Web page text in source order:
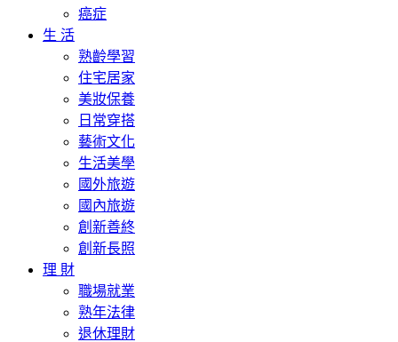
癌症
生 活
熟齡學習
住宅居家
美妝保養
日常穿搭
藝術文化
生活美學
國外旅遊
國內旅遊
創新善終
創新長照
理 財
職場就業
熟年法律
退休理財